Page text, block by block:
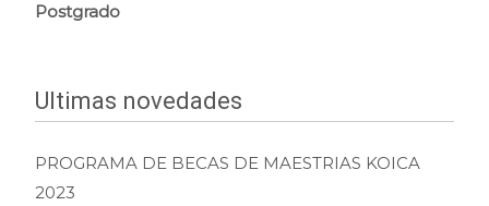
Postgrado
Ultimas novedades
PROGRAMA DE BECAS DE MAESTRIAS KOICA
2023